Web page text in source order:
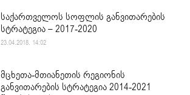
საქართველოს სოფლის განვითარების
სტრატეგია – 2017-2020
23.04.2018. 14:02
მცხეთა-მთიანეთის რეგიონის
განვითარების სტრატეგია 2014-2021